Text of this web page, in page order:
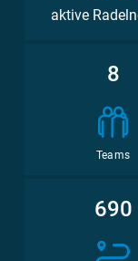
aktive
8
Teams
690